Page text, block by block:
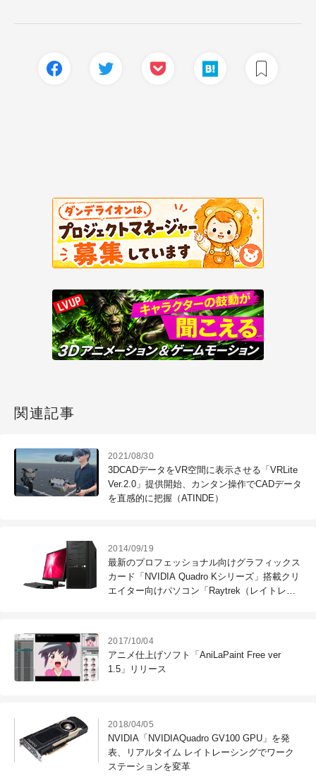
関連記事
2021/08/30
3DCADデータをVR空間に表示させる「VRLite
Ver.2.0」提供開始、カンタン操作でCADデータ
を直感的に把握（ATINDE）
2014/09/19
最新のプロフェッショナル向けグラフィックス
カード「NVIDIA Quadro Kシリーズ」搭載クリ
エイター向けパソコン「Raytrek（レイトレッ
2017/10/04
アニメ仕上げソフト「AniLaPaint Free ver
1.5」リリース
2018/04/05
NVIDIA「NVIDIAQuadro GV100 GPU」を発
表、リアルタイム レイトレーシングでワーク
ステーションを変革